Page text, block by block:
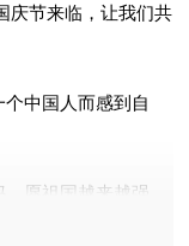
庆节来临，让我们共
中国人而感到自
愿祖国越来越强